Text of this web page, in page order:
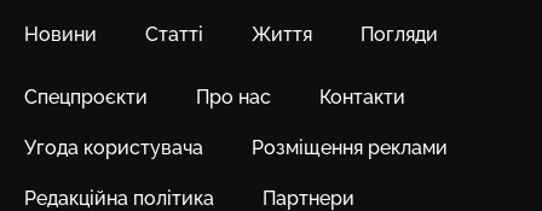
Новини Статті Життя Погляди
Спецпроєкти Про нас Контакти
Угода користувача Розміщення реклами
Редакційна політика Партнери